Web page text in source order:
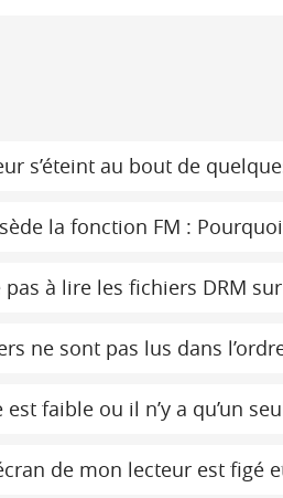
s’éteint au bout de
la fonction FM :
pas à lire les fichiers DRM
ne sont pas lus dans
faible ou il n’y a qu’un
de mon lecteur est figé